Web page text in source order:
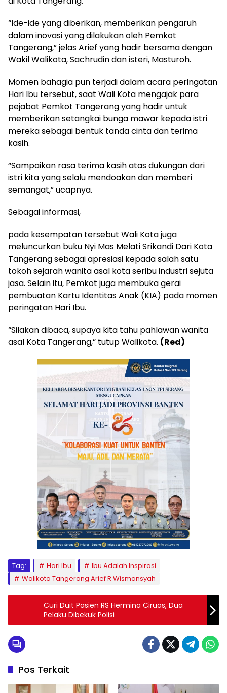
“Ide-ide yang diberikan, memberikan pengaruh
dalam inovasi yang dilakukan oleh Pemkot
Tangerang,” jelas Arief yang hadir bersama dengan
Wakil Walikota, Sachrudin dan isteri, Masturoh.
Momen bahagia pun terjadi dalam acara peringatan
Hari Ibu tersebut, saat Wali Kota mengajak para
pejabat Pemkot Tangerang yang hadir untuk
memberikan setangkai bunga mawar kepada istri
mereka sebagai bentuk tanda cinta dan terima
kasih.
“Sampaikan rasa terima kasih atas dukungan dari
istri kita yang selalu mendoakan dan memberi
semangat,” ucapnya.
Sebagai informasi,
pada kesempatan tersebut Wali Kota juga
meluncurkan buku Nyi Mas Melati Srikandi Dari Kota
Tangerang sebagai apresiasi kepada salah satu
tokoh sejarah wanita asal kota seribu industri sejuta
jasa. Selain itu, Pemkot juga membuka gerai
pembuatan Kartu Identitas Anak (KIA) pada momen
peringatan Hari Ibu.
“Silakan dibaca, supaya kita tahu pahlawan wanita
asal Kota Tangerang,” tutup Walikota. (Red)
Tag: Hari Ibu
Ibu Adalah Inspirasi
Walikota Tangerang Arief R Wismansyah
Curi Duit Pasien RS Hermina Ciruas, Dua
Pelaku Dibekuk Polisi
Pos Terkait